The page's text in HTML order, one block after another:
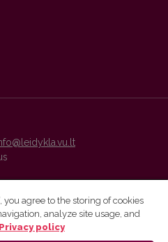
and metadata are distributed by
you agree to the storing of cookies
analyze site usage, and
Privacy policy